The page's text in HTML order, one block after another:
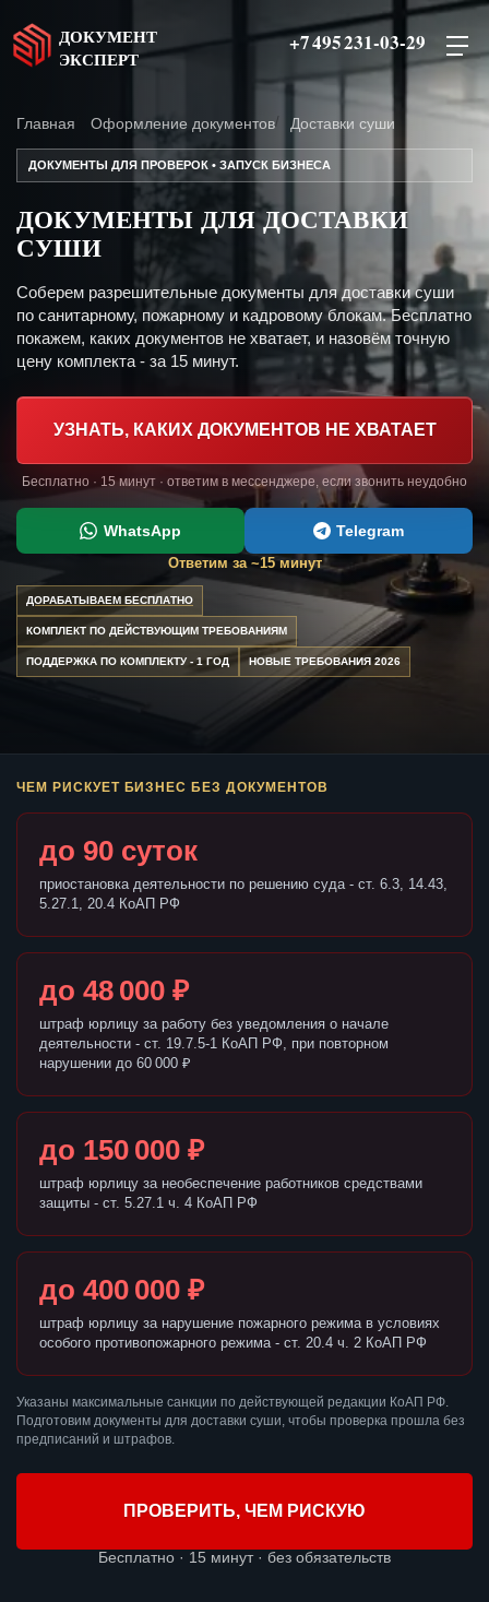
ДОКУМЕНТ
ЭКСПЕРТ
+7 495 231-03-29
Главная Оформление документов Доставки суши
ДОКУМЕНТЫ ДЛЯ ПРОВЕРОК • ЗАПУСК БИЗНЕСА
ДОКУМЕНТЫ ДЛЯ ДОСТАВКИ
СУШИ
Соберем разрешительные документы для доставки суши
по санитарному, пожарному и кадровому блокам. Бесплатно
покажем, каких документов не хватает, и назовём точную
цену комплекта - за 15 минут.
УЗНАТЬ, КАКИХ ДОКУМЕНТОВ НЕ ХВАТАЕТ
Бесплатно · 15 минут · ответим в мессенджере, если звонить неудобно
WhatsApp Telegram
Ответим за ~15 минут
ДОРАБАТЫВАЕМ БЕСПЛАТНО
КОМПЛЕКТ ПО ДЕЙСТВУЮЩИМ ТРЕБОВАНИЯМ
ПОДДЕРЖКА ПО КОМПЛЕКТУ - 1 ГОД НОВЫЕ ТРЕБОВАНИЯ 2026
ЧЕМ РИСКУЕТ БИЗНЕС БЕЗ ДОКУМЕНТОВ
до 90 суток
приостановка деятельности по решению суда - ст. 6.3, 14.43,
5.27.1, 20.4 КоАП РФ
до 48 000 ₽
штраф юрлицу за работу без уведомления о начале
деятельности - ст. 19.7.5-1 КоАП РФ, при повторном
нарушении до 60 000 ₽
до 150 000 ₽
штраф юрлицу за необеспечение работников средствами
защиты - ст. 5.27.1 ч. 4 КоАП РФ
до 400 000 ₽
штраф юрлицу за нарушение пожарного режима в условиях
особого противопожарного режима - ст. 20.4 ч. 2 КоАП РФ
Указаны максимальные санкции по действующей редакции КоАП РФ.
Подготовим документы для доставки суши, чтобы проверка прошла без
предписаний и штрафов.
ПРОВЕРИТЬ, ЧЕМ РИСКУЮ
Бесплатно · 15 минут · без обязательств